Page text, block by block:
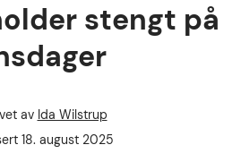
stengt på
Forfatter
av Ida Wilstrup
Publisert dato
18. august 2025